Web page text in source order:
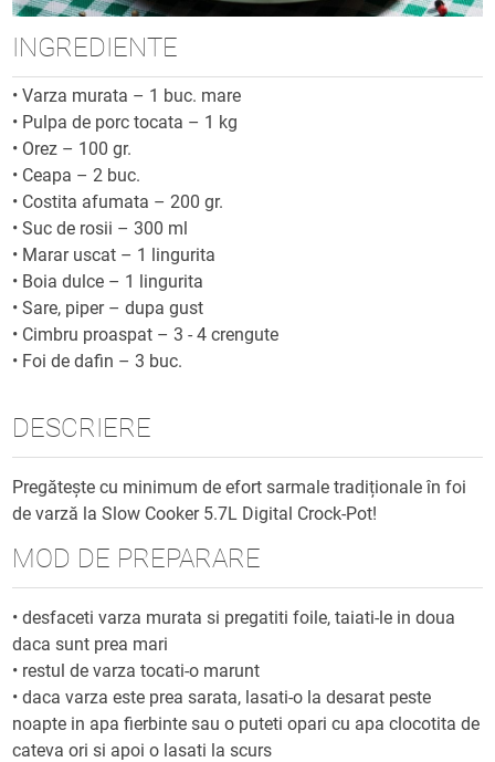
INGREDIENTE
•Varza murata – 1 buc. mare
• Pulpa de porc tocata – 1 kg
• Orez – 100 gr.
• Ceapa – 2 buc.
• Costita afumata – 200 gr.
•Suc de rosii – 300 ml
• Marar uscat – 1 lingurita
• Boia dulce – 1 lingurita
•Sare, piper – dupa gust
• Cimbru proaspat – 3 - 4 crengute
• Foi de dafin – 3 buc.
DESCRIERE
Pregătește cu minimum de efort sarmale tradiționale în foi
de varză la Slow Cooker 5.7L Digital Crock-Pot!
MOD DE PREPARARE
• desfaceti varza murata si pregatiti foile, taiati-le in doua
daca sunt prea mari
• restul de varza tocati-o marunt
• daca varza este prea sarata, lasati-o la desarat peste
noapte in apa fierbinte sau o puteti opari cu apa clocotita de
cateva ori si apoi o lasati la scurs